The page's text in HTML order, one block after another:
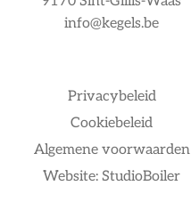
Privacybeleid
Cookiebeleid
Algemene voorwaarden
Website: StudioBoiler
info@kegels.be